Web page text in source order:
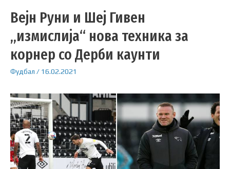
Вејн Руни и Шеј Гивен
„измислија“ нова техника за
корнер со Дерби каунти
Фудбал / 16.02.2021